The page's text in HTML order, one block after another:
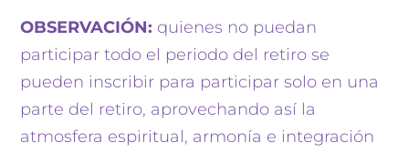
OBSERVACIÓN: quienes no puedan
participar todo el periodo del retiro se
pueden inscribir para participar solo en una
parte del retiro, aprovechando así la
atmosfera espiritual, armonía e integración